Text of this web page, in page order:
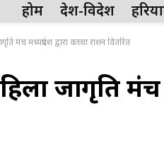
होम देश-विदेश
मंच मध्यप्रदेश द्वारा कच्चा राशन वितरित
जागृति